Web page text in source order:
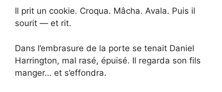
Il prit un cookie. Croqua. Mâcha. Avala. Puis il
sourit — et rit.
Dans l’embrasure de la porte se tenait Daniel
Harrington, mal rasé, épuisé. Il regarda son fils
manger… et s’effondra.